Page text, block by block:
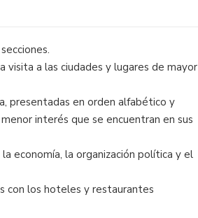
a las ciudades y lugares de mayor
presentadas en orden alfabético y
interés que se encuentran en sus
economía, la organización política y el
con los hoteles y restaurantes